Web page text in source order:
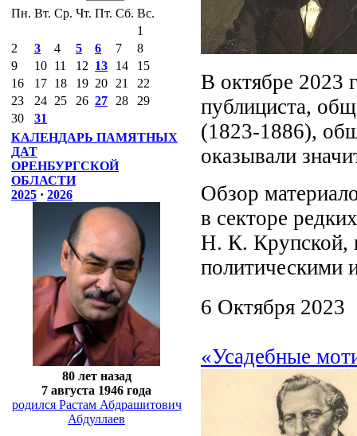
Пн. Вт. Ср. Чт. Пт. Сб. Вс.
1
2
3 4 5 6 7
8
9
10 11 12 13 14
15
16
17 18 19 20 21
22
23
24 25 26 27 28
29
30
31
КАЛЕНДАРЬ ПАМЯТНЫХ
ДАТ
ОРЕНБУРГСКОЙ
ОБЛАСТИ
2025 · 2026
80 лет назад
7 августа 1946 года
родился Растам Абдрашитович
Абдуллаев
В октябре 2023
публициста,
(1823-1886),
оказывали
Обзор
в секторе
Н. К. Крупской,
политическими
6 Октября 2023
«Усадебные